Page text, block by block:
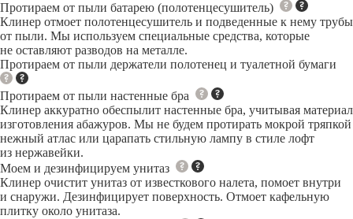
Протираем от пыли батарею (полотенцесушитель)
Клинер отмоет полотенцесушитель и подведенные к нему трубы
от пыли. Мы используем специальные средства, которые
не оставляют разводов на металле.
Протираем от пыли держатели полотенец и туалетной бумаги
Протираем от пыли настенные бра
Клинер аккуратно обеспылит настенные бра, учитывая материал
изготовления абажуров. Мы не будем протирать мокрой тряпкой
нежный атлас или царапать стильную лампу в стиле лофт
из нержавейки.
Моем и дезинфицируем унитаз
Клинер очистит унитаз от известкового налета, помоет внутри
и снаружи. Дезинфицирует поверхность. Отмоет кафельную
плитку около унитаза.